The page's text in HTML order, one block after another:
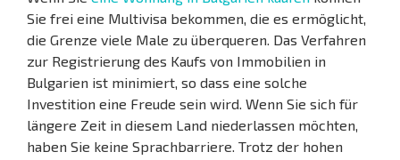
Sie frei eine Multivisa bekommen, die es ermöglicht,
die Grenze viele Male zu überqueren. Das Verfahren
zur Registrierung des Kaufs von Immobilien in
Bulgarien ist minimiert, so dass eine solche
Investition eine Freude sein wird. Wenn Sie sich für
längere Zeit in diesem Land niederlassen möchten,
haben Sie keine Sprachbarriere. Trotz der hohen